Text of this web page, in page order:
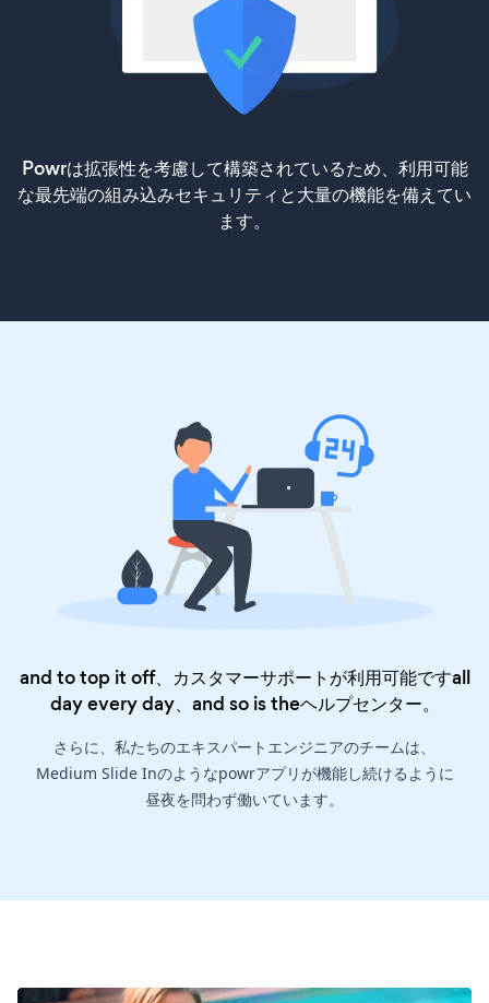
Powrは拡張性を考慮して構築されているため、利用可能
な最先端の組み込みセキュリティと大量の機能を備えてい
ます。
and to top it off、カスタマーサポートが利用可能ですall
day every day、and so is theヘルプセンター。
さらに、私たちのエキスパートエンジニアのチームは、
Medium Slide Inのようなpowrアプリが機能し続けるように
昼夜を問わず働いています。